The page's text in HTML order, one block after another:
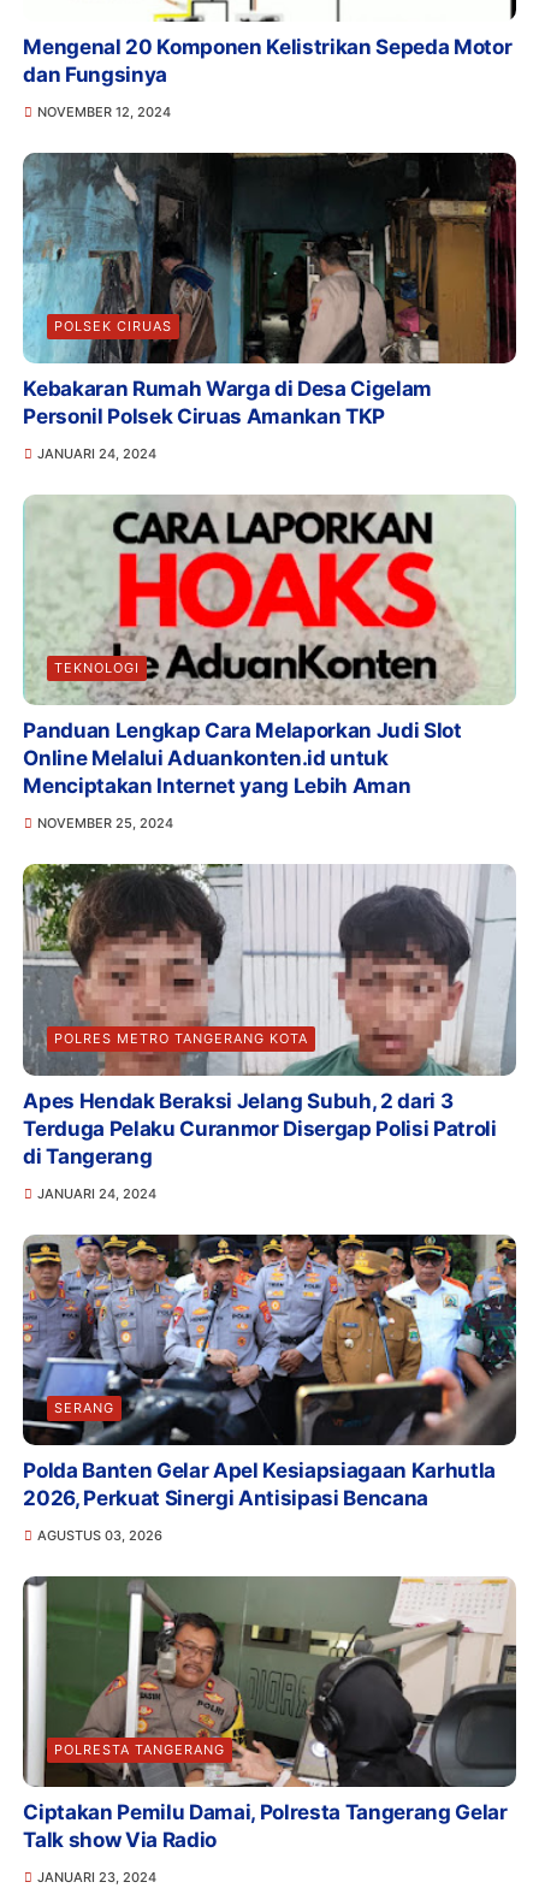
Mengenal 20 Komponen Kelistrikan Sepeda Motor
dan Fungsinya
NOVEMBER 12, 2024
POLSEK CIRUAS
Kebakaran Rumah Warga di Desa Cigelam
Personil Polsek Ciruas Amankan TKP
JANUARI 24, 2024
TEKNOLOGI
Panduan Lengkap Cara Melaporkan Judi Slot
Online Melalui Aduankonten.id untuk
Menciptakan Internet yang Lebih Aman
NOVEMBER 25, 2024
POLRES METRO TANGERANG KOTA
Apes Hendak Beraksi Jelang Subuh, 2 dari 3
Terduga Pelaku Curanmor Disergap Polisi Patroli
di Tangerang
JANUARI 24, 2024
SERANG
Polda Banten Gelar Apel Kesiapsiagaan Karhutla
2026, Perkuat Sinergi Antisipasi Bencana
AGUSTUS 03, 2026
POLRESTA TANGERANG
Ciptakan Pemilu Damai, Polresta Tangerang Gelar
Talk show Via Radio
JANUARI 23, 2024